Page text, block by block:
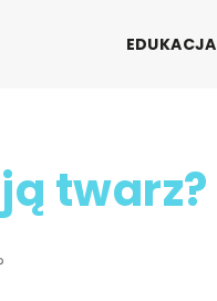
EDUKACJA
twarz?